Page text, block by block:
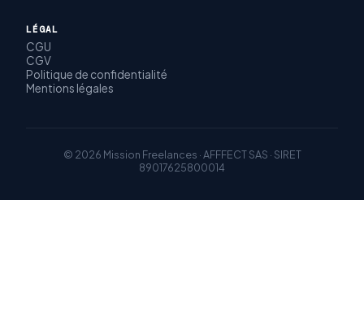
LÉGAL
CGU
CGV
Politique de confidentialité
Mentions légales
© 2026 Mission Freelances · AFFFECT SAS · SIRET
89017625800014